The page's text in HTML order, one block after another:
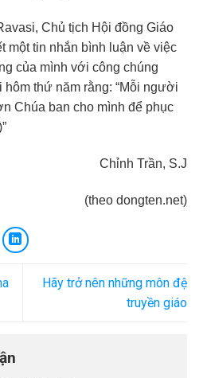
Chủ tịch Hội đồng Giáo
một tin nhắn bình luận về việc
của mình với công chúng
hôm thứ năm rằng: “Mỗi người
Chúa ban cho mình để phục
Chỉnh Trần, S.J
(theo dongten.net)
Hãy trở nên những môn đệ
truyền giáo